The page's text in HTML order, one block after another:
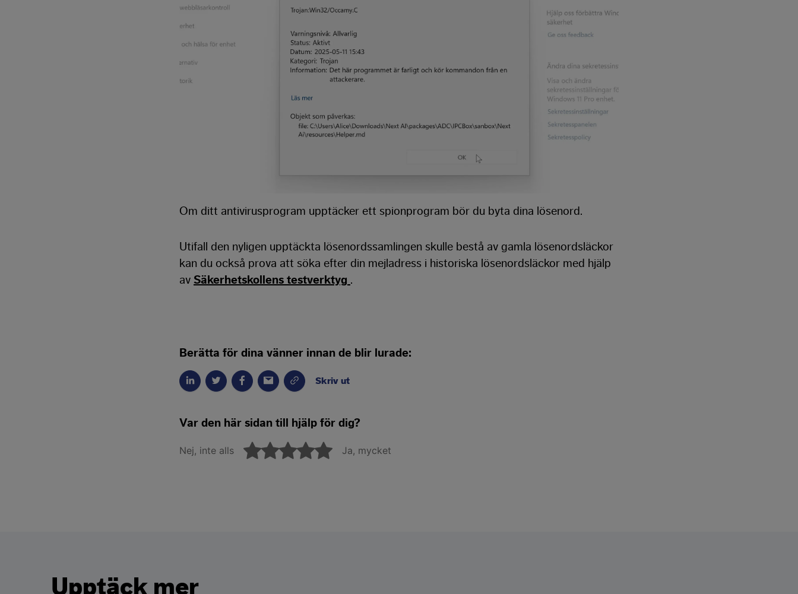
Om ditt antivirusprogram upptäcker ett spionprogram bör du byta dina lösenord.
Utifall den nyligen upptäckta lösenordssamlingen skulle bestå av gamla lösenordsläckor
kan du också prova att söka efter din mejladress i historiska lösenordsläckor med hjälp
av Säkerhetskollens testverktyg .
Berätta för dina vänner innan de blir lurade:
Skriv ut
Var den här sidan till hjälp för dig?
Nej, inte alls Ja, mycket
Upptäck mer